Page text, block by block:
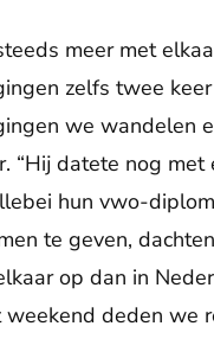
meer met
zelfs twee
we wandelen
“Hij datete nog
hun vwo-
te geven,
op dan in
weekend deden we